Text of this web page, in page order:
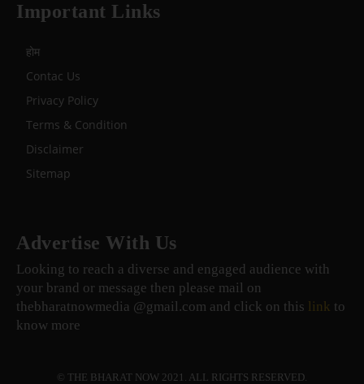
Important Links
होम
Contac Us
Privacy Policy
Terms & Condition
Disclaimer
Sitemap
Advertise With Us
Looking to reach a diverse and engaged audience with
your brand or message then please mail on
thebharatnowmedia @gmail.com and click on this link to
know more
© THE BHARAT NOW 2021. ALL RIGHTS RESERVED.